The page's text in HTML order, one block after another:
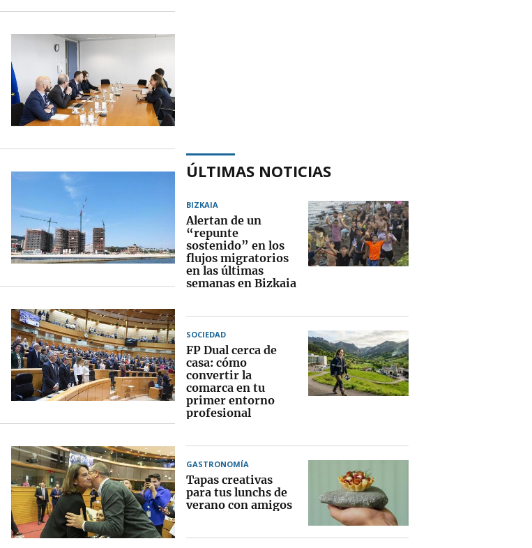
ÚLTIMAS NOTICIAS
BIZKAIA
Alertan de un
“repunte
sostenido” en los
flujos migratorios
en las últimas
semanas en Bizkaia
SOCIEDAD
FP Dual cerca de
casa: cómo
convertir la
comarca en tu
primer entorno
profesional
GASTRONOMÍA
Tapas creativas
para tus lunchs de
verano con amigos